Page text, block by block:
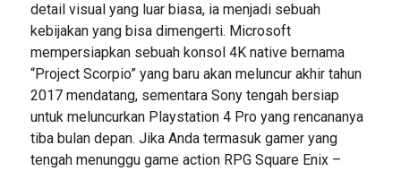
detail visual yang luar biasa, ia menjadi sebuah
kebijakan yang bisa dimengerti. Microsoft
mempersiapkan sebuah konsol 4K native bernama
“Project Scorpio” yang baru akan meluncur akhir tahun
2017 mendatang, sementara Sony tengah bersiap
untuk meluncurkan Playstation 4 Pro yang rencananya
tiba bulan depan. Jika Anda termasuk gamer yang
tengah menunggu game action RPG Square Enix –